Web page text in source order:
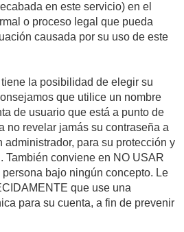
en este servicio) en el
o proceso legal que pueda
causada por su uso de este
la posibilidad de elegir su
que utilice un nombre
de usuario que está a punto de
no revelar jamás su contraseña a
administrador, para su protección y
También conviene en NO USAR
bajo ningún concepto. Le
que use una
para su cuenta, a fin de prevenir